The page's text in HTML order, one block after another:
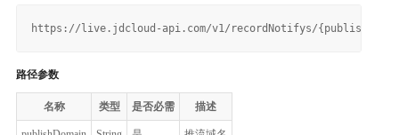
路径参数
名称 类型 是否必需 描述